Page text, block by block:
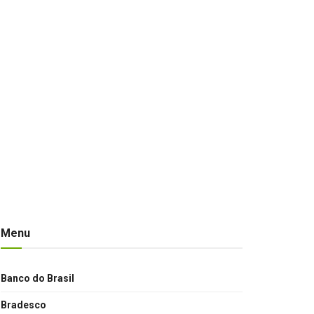
Menu
Banco do Brasil
Bradesco